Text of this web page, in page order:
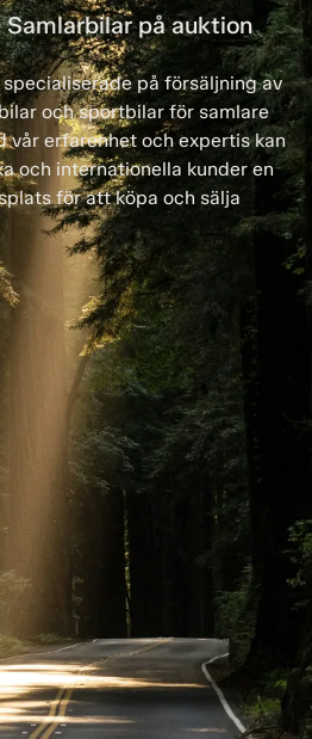
på auktion
på försäljning av
och sportbilar för samlare
vår erfarenhet och expertis kan
och internationella kunder en
för att köpa och sälja